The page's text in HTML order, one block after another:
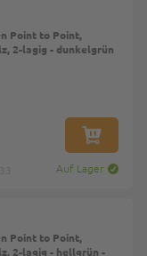
Point to Point,
2-lagig - dunkelgrün
Auf Lager
IN DEN
Point to Point,
2-lagig - hellgrün -